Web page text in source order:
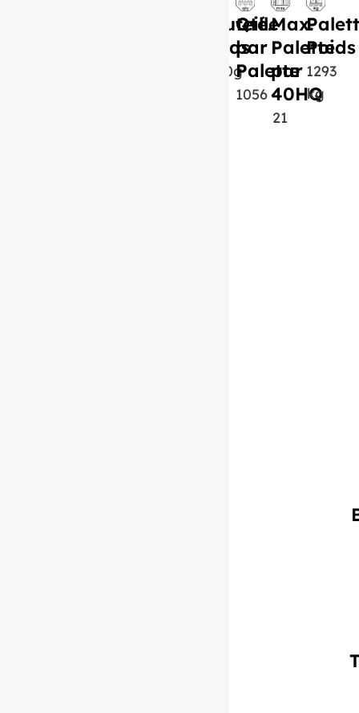
Bouteille
Poids
1200g
Qté.
par
Palette
1056
Max.
Palette
par
40HQ
21
Poids
1293
kg